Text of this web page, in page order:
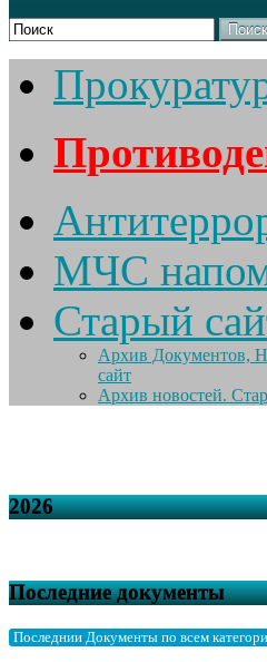
Поиск
МЧС
Старый
Архив Документов,
сайт
Архив новостей.
2026
Последние документы
Последнии Документы по всем